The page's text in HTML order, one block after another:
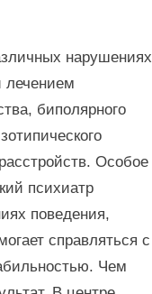
нарушениях
лечением
биполярного
Особое
психиатр
поведения,
справляться с
Чем